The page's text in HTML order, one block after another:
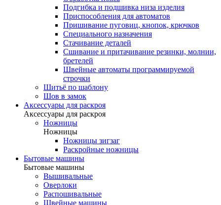
Подгибка и подшивка низа изделия
Приспособления для автоматов
Пришивание пуговиц, кнопок, крючков
Специального назначения
Стачивание деталей
Сшивание и притачивание резинки, молнии,
бретелей
Швейные автоматы программируемой
строчки
Шитьё по шаблону
Шов в замок
Аксессуары для раскроя
Аксессуары для раскроя
Ножницы
Ножницы
Ножницы зигзаг
Раскройные ножницы
Бытовые машины
Бытовые машины
Вышивальные
Оверлоки
Распошивальные
Швейные машины